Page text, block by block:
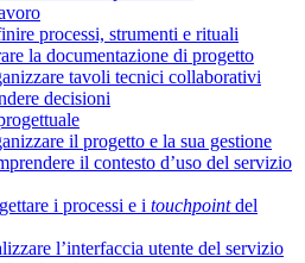
processi, strumenti e rituali
la documentazione di progetto
tavoli tecnici collaborativi
decisioni
il progetto e la sua gestione
il contesto d’uso del servizio
i processi e i touchpointdel
l’interfaccia utente del servizio